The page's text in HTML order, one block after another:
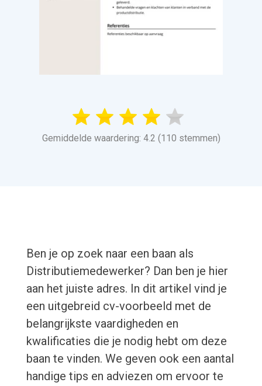
Gemiddelde waardering: 4.2 (110 stemmen)
Ben je op zoek naar een baan als
Distributiemedewerker? Dan ben je hier
aan het juiste adres. In dit artikel vind je
een uitgebreid cv-voorbeeld met de
belangrijkste vaardigheden en
kwalificaties die je nodig hebt om deze
baan te vinden. We geven ook een aantal
handige tips en adviezen om ervoor te